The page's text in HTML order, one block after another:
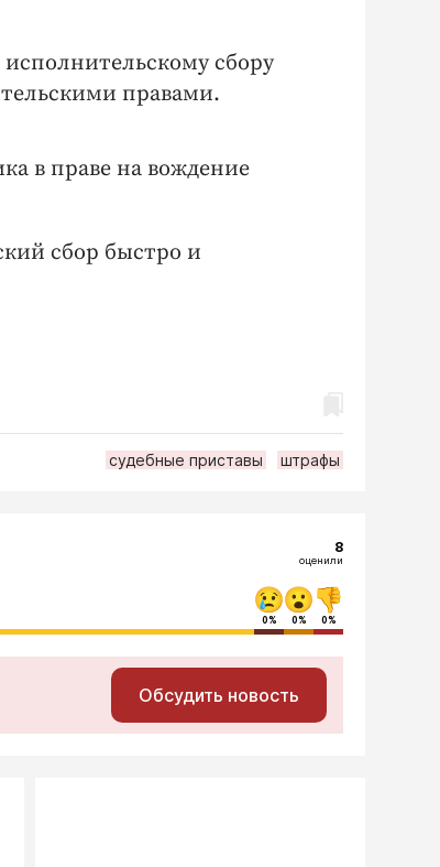
сбору
правами.
в праве на вождение
сбор быстро и
судебные приставы штрафы
8
оценили
0% 0% 0%
Обсудить новость